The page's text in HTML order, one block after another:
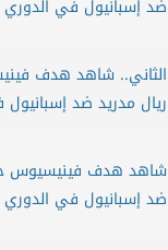
ضد إسبانيول في الدوري
الثاني.. شاهد هدف
ريال مدريد ضد
شاهد هدف فينيسيوس
ضد إسبانيول في الدوري